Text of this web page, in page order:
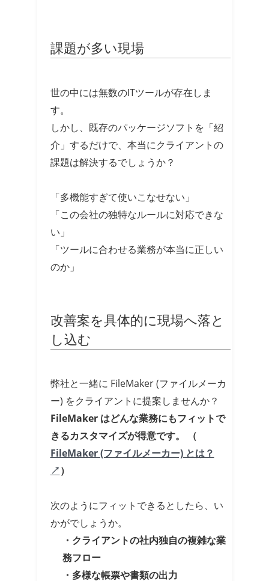
課題が多い現場
世の中には無数のITツールが存在しま
す。
しかし、既存のパッケージソフトを「紹
介」するだけで、本当にクライアントの
課題は解決するでしょうか？
「多機能すぎて使いこなせない」
「この会社の独特なルールに対応できな
い」
「ツールに合わせる業務が本当に正しい
のか」
改善案を具体的に現場へ落と
し込む
弊社と一緒に FileMaker (ファイルメーカ
ー) をクライアントに提案しませんか？
FileMaker はどんな業務にもフィットで
きるカスタマイズが得意です。
（
FileMaker (ファイルメーカー) とは？
↗）
次のようにフィットできるとしたら、い
かがでしょうか。
・クライアントの社内独自の複雑な業
務フロー
・多様な帳票や書類の出力